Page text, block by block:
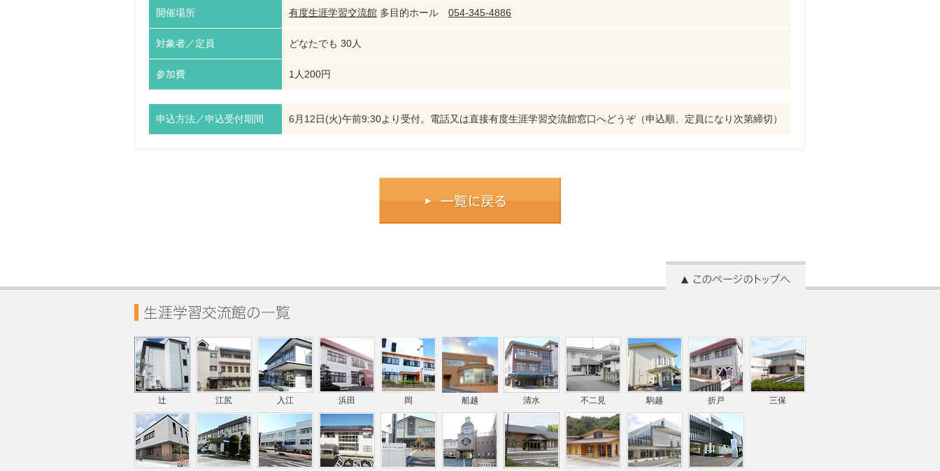
開催場所 有度生涯学習交流館 多目的ホール 054-345-4886
対象者／定員 どなたでも 30人
参加費 1人200円
申込方法／申込受付期間 6月12日(火)午前9:30より受付。電話又は直接有度生涯学習交流館窓口へどうぞ（申込順、定員になり次第締切）
辻 江尻 入江 浜田 岡 船越 清水 不二見 駒越 折戸 三保